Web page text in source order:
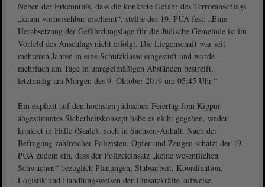
Neben der Erkenntnis, dass die konkrete Gefahr des Terroranschlags
„kaum vorhersehbar erscheint“, stellte der 19. PUA fest: „Eine
Herabsetzung der Gefährdungslage für die Jüdische Gemeinde ist im
Vorfeld des Anschlags nicht erfolgt. Die Liegenschaft war seit
mehreren Jahren in eine Schutzklasse eingestuft und wurde
mehrfach am Tage in unregelmäßigen Abständen bestreift,
letztmalig am Morgen des 9. Oktober 2019 um 05:45 Uhr.“
Ein explizit auf den höchsten jüdischen Feiertag Jom Kippur
abgestimmtes Sicherheitskonzept habe es nicht gegeben, weder
konkret in Halle (Saale), noch in Sachsen-Anhalt. Nach der
Befragung zahlreicher Polizisten, Opfer und Zeugen schätzt der 19.
PUA zudem ein, dass der Polizeieinsatz „keine wesentlichen
Schwächen“ bezüglich Planungen, Stabsarbeit, Koordination,
Logistik und Handlungsweisen der Einsatzkräfte aufweise.